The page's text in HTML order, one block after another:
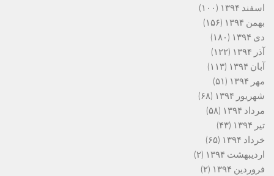
اسفند ۱۳۹۴
(۱۰۰)
بهمن ۱۳۹۴
(۱۵۶)
دی ۱۳۹۴
(۱۸۰)
آذر ۱۳۹۴
(۱۲۲)
آبان ۱۳۹۴
(۱۱۳)
مهر ۱۳۹۴
(۵۱)
شهریور ۱۳۹۴
(۶۸)
مرداد ۱۳۹۴
(۵۸)
تیر ۱۳۹۴
(۴۳)
خرداد ۱۳۹۴
(۶۵)
اردیبهشت ۱۳۹۴
(۲)
فروردین ۱۳۹۴
(۲)